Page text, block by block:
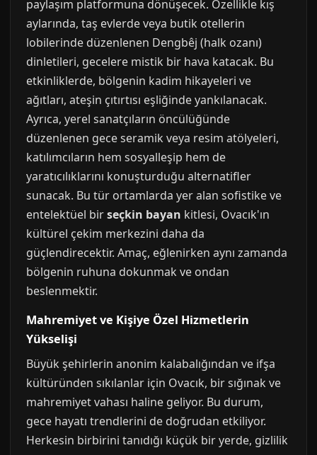
paylaşım platformuna dönüşecek. Özellikle kış
aylarında, taş evlerde veya butik otellerin
lobilerinde düzenlenen Dengbêj (halk ozanı)
dinletileri, gecelere mistik bir hava katacak. Bu
etkinliklerde, bölgenin kadim hikayeleri ve
ağıtları, ateşin çıtırtısı eşliğinde yankılanacak.
Ayrıca, yerel sanatçıların öncülüğünde
düzenlenen gece seramik veya resim atölyeleri,
katılımcıların hem sosyalleşip hem de
yaratıcılıklarını konuşturduğu alternatifler
sunacak. Bu tür ortamlarda yer alan sofistike ve
entelektüel birseçkin bayan kitlesi, Ovacık'ın
kültürel çekim merkezini daha da
güçlendirecektir. Amaç, eğlenirken aynı zamanda
bölgenin ruhuna dokunmak ve ondan
beslenmektir.
Mahremiyet ve Kişiye Özel Hizmetlerin
Yükselişi
Büyük şehirlerin anonim kalabalığından ve ifşa
kültüründen sıkılanlar için Ovacık, bir sığınak ve
mahremiyet vahası haline geliyor. Bu durum,
gece hayatı trendlerini de doğrudan etkiliyor.
Herkesin birbirini tanıdığı küçük bir yerde, gizlilik